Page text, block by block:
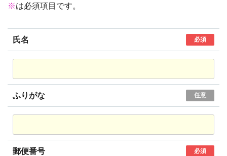
※は必須項目です。
氏名 必須
ふりがな 任意
郵便番号 必須